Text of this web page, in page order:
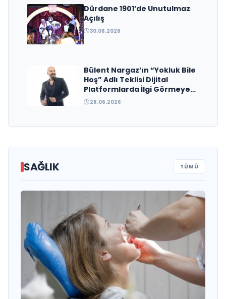
Dürdane 1901’de Unutulmaz
Açılış
30.06.2026
Bülent Nargaz’ın “Yokluk Bile
Hoş” Adlı Teklisi Dijital
Platformlarda İlgi Görmeye
Devam Ediyor
28.06.2026
SAĞLIK TÜMÜ